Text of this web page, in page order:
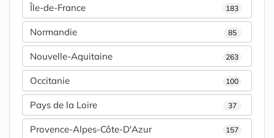
Île-de-France 183
Normandie 85
Nouvelle-Aquitaine 263
Occitanie 100
Pays de la Loire 37
Provence-Alpes-Côte-D'Azur 157